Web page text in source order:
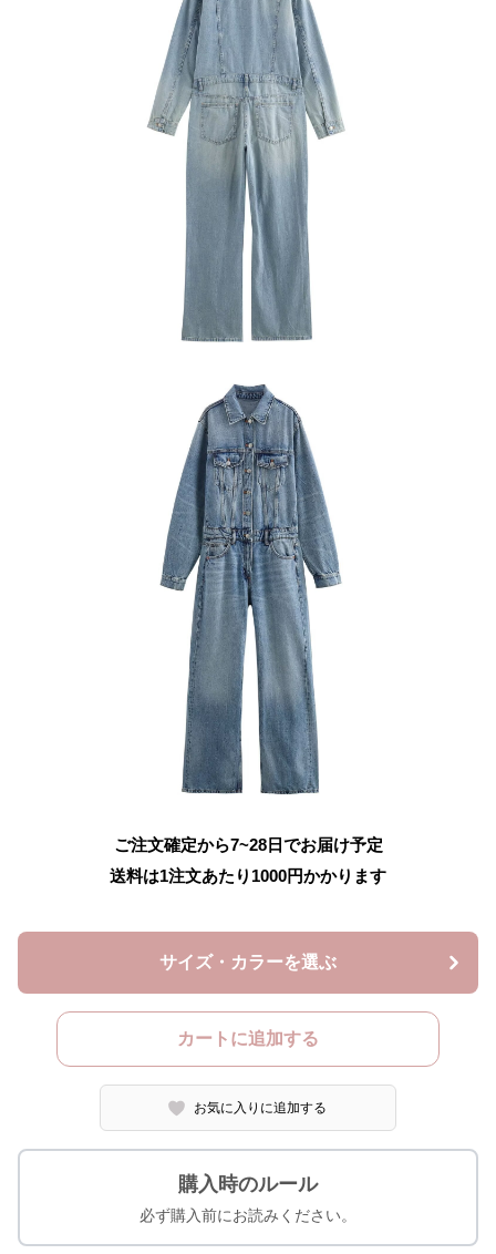
ご注文確定から7~28日でお届け予定
送料は1注文あたり 1000円かかります
サイズ・カラーを選ぶ
カートに追加する
お気に入りに追加する
購入時のルール
必ず購入前にお読みください。